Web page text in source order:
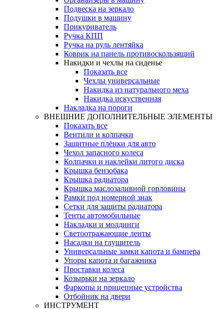
Подвеска на зеркало
Подушки в машину
Прикуриватель
Ручка КПП
Ручка на руль лентяйка
Коврик на панель противоскользящий
Накидки и чехлы на сиденье
Показать все
Чехлы универсальные
Накидка из натурального меха
Накидка искуственная
Накладка на пороги
ВНЕШНИЕ ДОПОЛНИТЕЛЬНЫЕ ЭЛЕМЕНТЫ
Показать все
Вентили и колпачки
Защитные плёнки для авто
Чехол запасного колеса
Колпачки и наклейки литого диска
Крышка бензобака
Крышка радиатора
Крышка маслозаливной горловины
Рамки под номерной знак
Сетки для защиты радиатора
Тенты автомобильные
Накладки и молдинги
Светоотражающие ленты
Насадки на глушитель
Универсальные замки капота и бампера
Упоры капота и багажника
Проставки колеса
Козырьки на зеркало
Фаркопы и прицепные устройства
Отбойник на двери
ИНСТРУМЕНТ